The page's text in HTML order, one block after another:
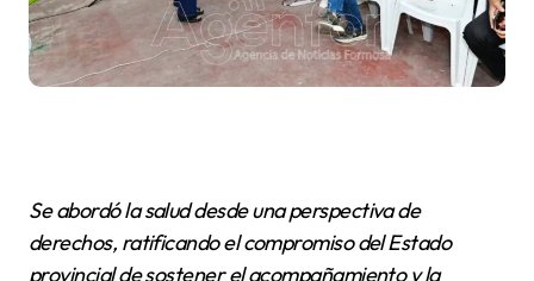
Se abordó la salud desde una perspectiva de
derechos, ratificando el compromiso del Estado
provincial de sostener el acompañamiento y la